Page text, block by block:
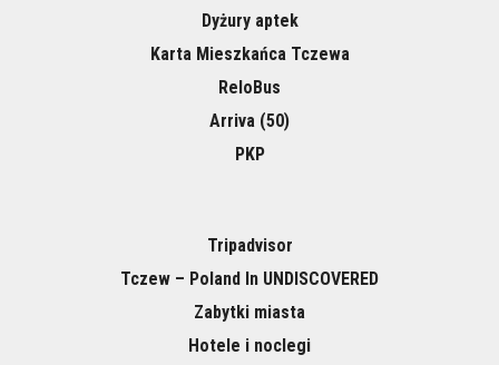
Dyżury aptek
Karta Mieszkańca Tczewa
ReloBus
Arriva (50)
PKP
Tripadvisor
Tczew – Poland In UNDISCOVERED
Zabytki miasta
Hotele i noclegi